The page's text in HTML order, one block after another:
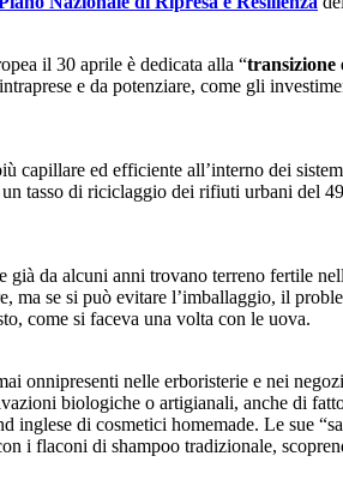
il 30 aprile è dedicata alla “transizione
e da potenziare, come gli
capillare ed efficiente all’interno dei
tasso di riciclaggio dei rifiuti urbani del
già da alcuni anni trovano terreno fertile
ma se si può evitare l’imballaggio, il
come si faceva una volta con le uova.
onnipresenti nelle erboristerie e nei
biologiche o artigianali, anche di
inglese di cosmetici homemade. Le sue
i flaconi di shampoo tradizionale,